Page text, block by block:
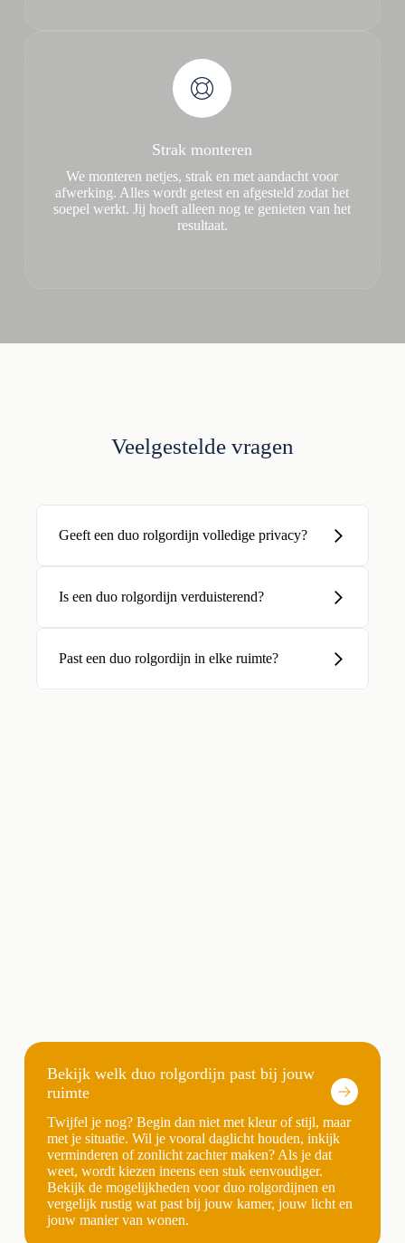
Strak monteren
We monteren netjes, strak en met aandacht voor
afwerking. Alles wordt getest en afgesteld zodat het
soepel werkt. Jij hoeft alleen nog te genieten van het
resultaat.
Veelgestelde vragen
Geeft een duo rolgordijn volledige privacy?
Is een duo rolgordijn verduisterend?
Past een duo rolgordijn in elke ruimte?
Bekijk welk duo rolgordijn past bij jouw
ruimte
Twijfel je nog? Begin dan niet met kleur of stijl, maar
met je situatie. Wil je vooral daglicht houden, inkijk
verminderen of zonlicht zachter maken? Als je dat
weet, wordt kiezen ineens een stuk eenvoudiger.
Bekijk de mogelijkheden voor duo rolgordijnen en
vergelijk rustig wat past bij jouw kamer, jouw licht en
jouw manier van wonen.